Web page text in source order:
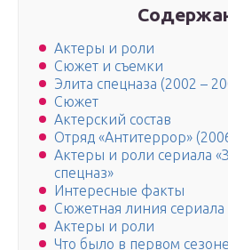
Актеры и роли
Сюжет и съемки
Элита спецназа (2002 –
Сюжет
Актерский состав
Отряд «Антитеррор»
Актеры и роли сериала
спецназ»
Интересные факты
Сюжетная линия сериала
Актеры и роли
Что было в первом сезоне